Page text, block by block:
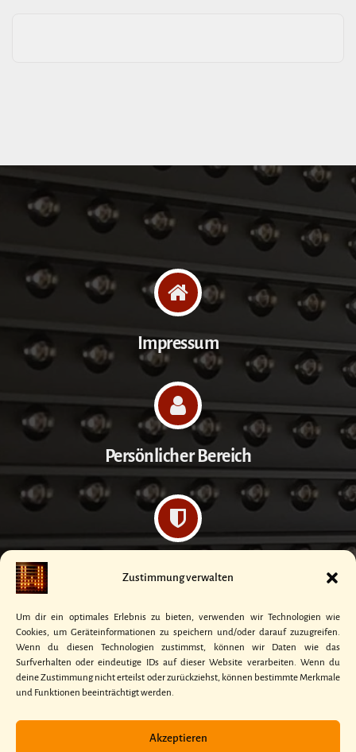
Zustimmung verwalten
Um dir ein optimales Erlebnis zu bieten, verwenden wir Technologien wie
Cookies, um Geräteinformationen zu speichern und/oder darauf zuzugreifen.
Wenn du diesen Technologien zustimmst, können wir Daten wie das
Surfverhalten oder eindeutige IDs auf dieser Website verarbeiten. Wenn du
deine Zustimmung nicht erteilst oder zurückziehst, können bestimmte Merkmale
und Funktionen beeinträchtigt werden.
Akzeptieren
Impressum
Persönlicher Bereich
Datenschutzerklärung
Kontakt